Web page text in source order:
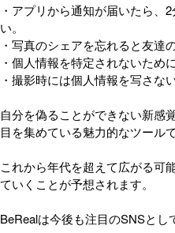
・アプリから通知が届いたら、
い。
・写真のシェアを忘れると友達
・個人情報を特定されないため
・撮影時には個人情報を写さな
自分を偽ることができない新感
目を集めている魅力的なツールで
これから年代を超えて広がる可
ていくことが予想されます。
BeRealは今後も注目のSNSとし